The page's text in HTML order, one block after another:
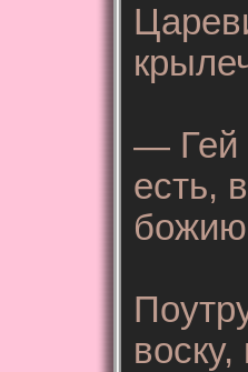
— Гей
есть,